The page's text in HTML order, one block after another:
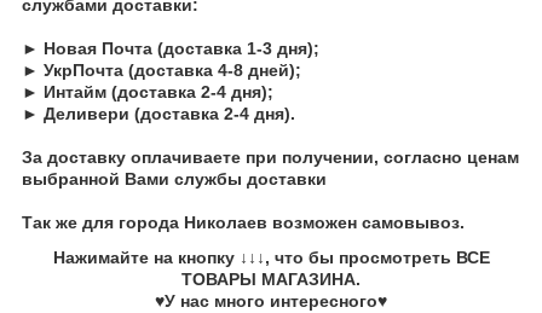
службами доставки:
► Новая Почта (доставка 1-3 дня);
► УкрПочта (доставка 4-8 дней);
► Интайм (доставка 2-4 дня);
► Деливери (доставка 2-4 дня).
За доставку оплачиваете при получении, согласно ценам
выбранной Вами службы доставки
Так же для города Николаев возможен самовывоз.
Нажимайте на кнопку↓↓↓, что бы просмотреть ВСЕ
ТОВАРЫ МАГАЗИНА.
♥У нас много интересного♥